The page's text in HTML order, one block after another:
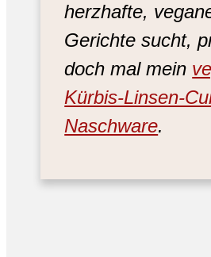
herzhafte,
Gerichte sucht,
doch mal mein
Kürbis-Linsen-
Naschware.